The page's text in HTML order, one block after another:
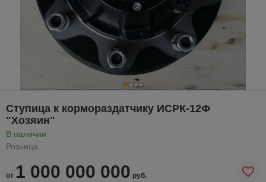
Ступица к кормораздатчику ИСРК-12Ф
"Хозяин"
В наличии
Розница
от 1 000 000 000 руб.